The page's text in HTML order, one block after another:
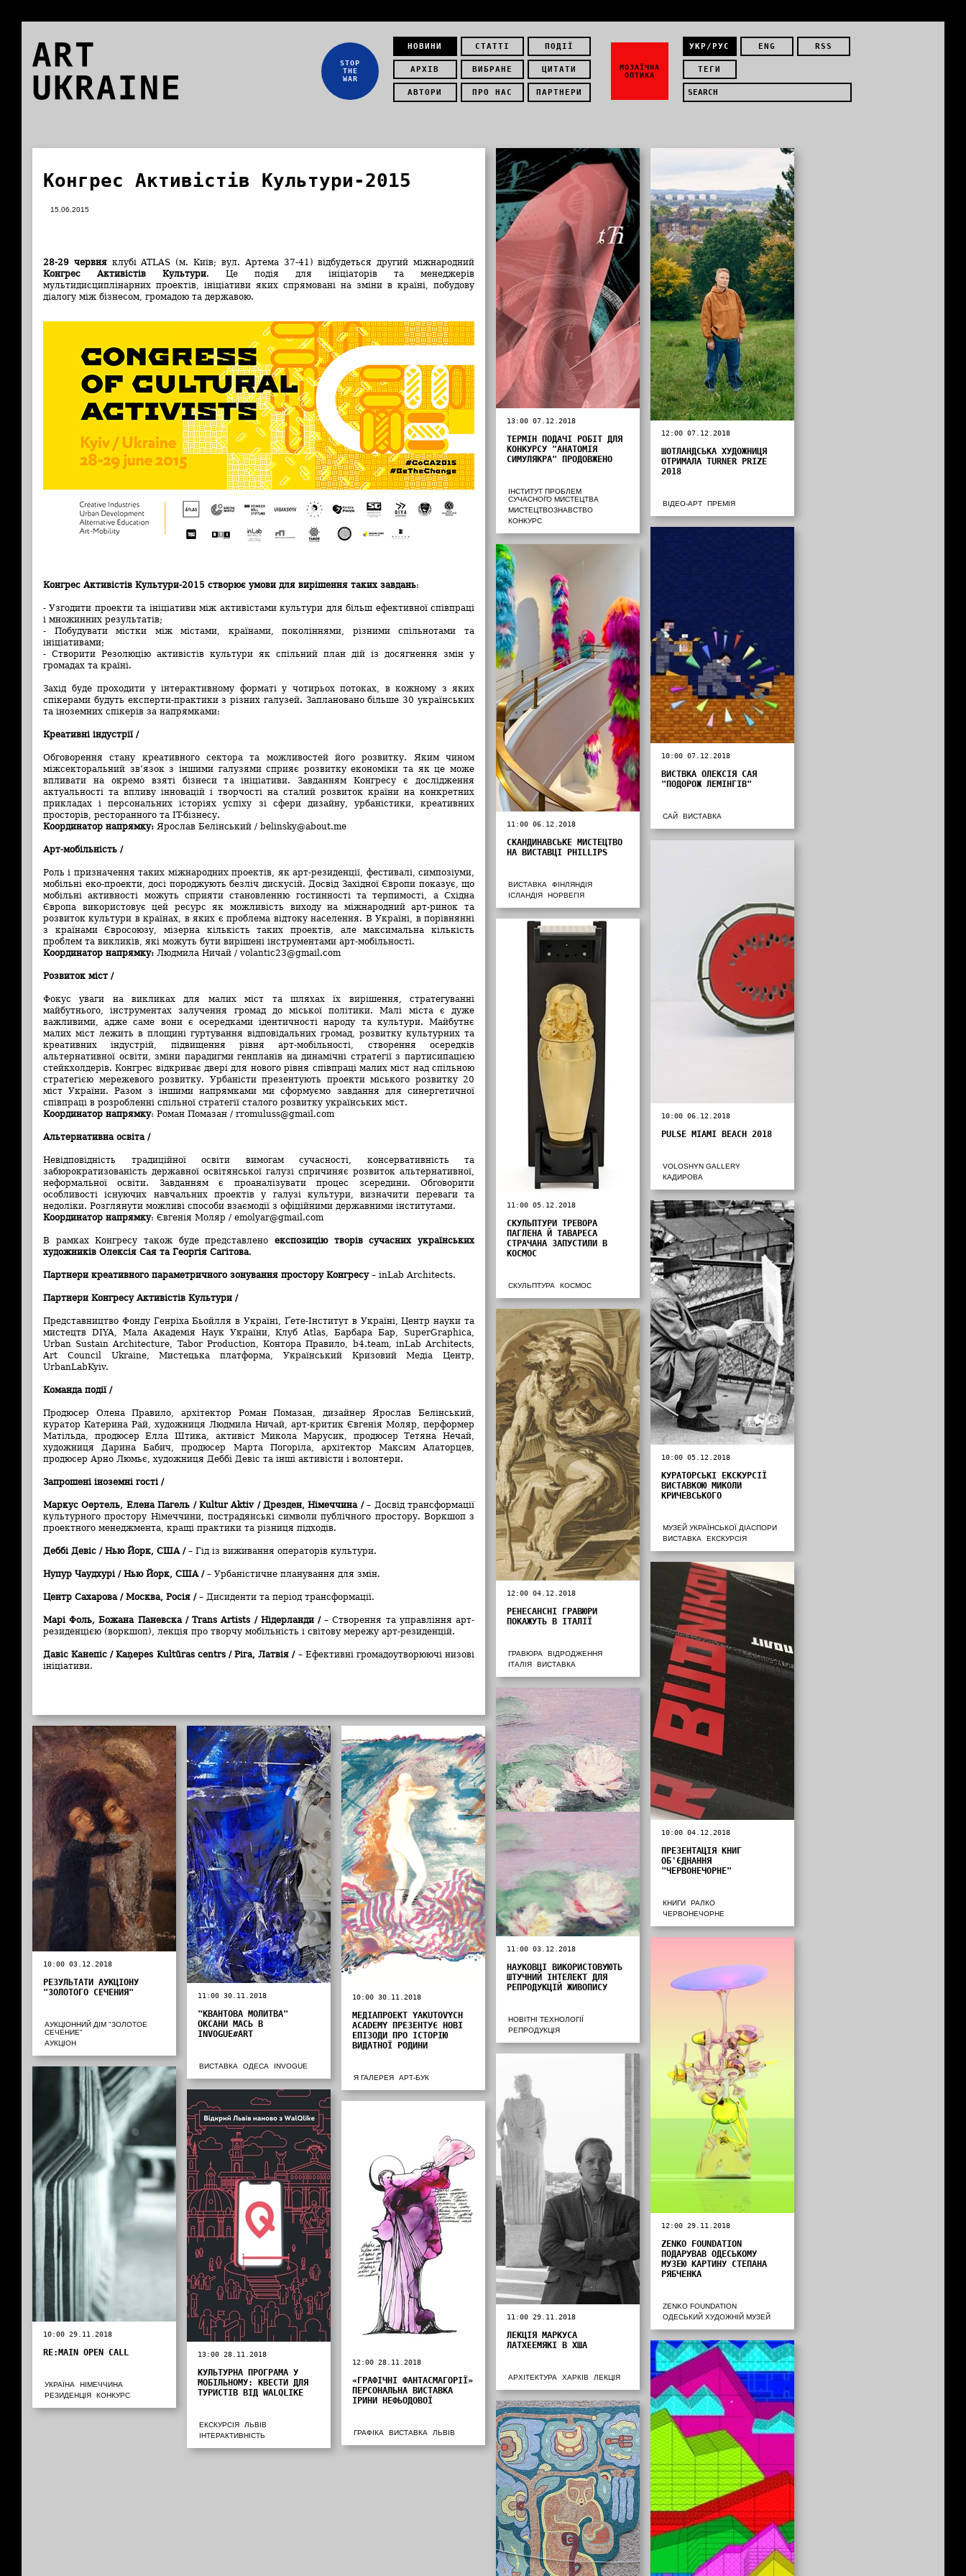
ART
UKRAINE
НОВИНИ СТАТТІ ПОДІЇ
АРХІВ ВИБРАНЕ ЦИТАТИ
АВТОРИ ПРО НАС ПАРТНЕРИ
STOP
THE
WAR
УКР/РУС ENG RSS
ТЕГИ
МОЗАЇЧНА
ОПТИКА
Конгрес Активістів Культури-2015
15.06.2015
28-29 червняклубі ATLAS (м. Київ; вул. Артема 37-41) відбудеться другий міжнародний
Конгрес Активістів Культури. Це подія для ініціаторів та менеджерів
мультидисциплінарних проектів, ініціативи яких спрямовані на зміни в країні, побудову
діалогу між бізнесом, громадою та державою.
Конгрес Активістів Культури-2015 створює умови для вирішення таких завдань:
- Узгодити проекти та ініціативи між активістами культури для більш ефективної співпраці
і множинних результатів;
- Побудувати містки між містами, країнами, поколіннями, різними спільнотами та
ініціативами;
- Створити Резолюцію активістів культури як спільний план дій із досягнення змін у
громадах та країні.
Захід буде проходити у інтерактивному форматі у чотирьох потоках, в кожному з яких
спікерами будуть експерти-практики з різних галузей. Заплановано більше 30 українських
та іноземних спікерів за напрямками:
Креативні індустрії /
Обговорення стану креативного сектора та можливостей його розвитку. Яким чином
міжсекторальний зв’язок з іншими галузями сприяє розвитку економіки та як це може
впливати на окремо взяті бізнеси та ініціативи. Завданням Конгресу є дослідження
актуальності та впливу інновацій і творчості на сталий розвиток країни на конкретних
прикладах і персональних історіях успіху зі сфери дизайну, урбаністики, креативних
просторів, ресторанного та IT-бізнесу.
Координатор напрямку: Ярослав Белінський / belinsky@about.me
Арт-мобільність /
Роль і призначення таких міжнародних проектів, як арт-резиденції, фестивалі, симпозіуми,
мобільні еко-проекти, досі породжують безліч дискусій. Досвід Західної Європи показує, що
мобільні активності можуть сприяти становленню гостинності та терпимості, а Східна
Європа використовує цей ресурс як можливість виходу на міжнародний арт-ринок та
розвиток культури в країнах, в яких є проблема відтоку населення. В Україні, в порівнянні
з країнами Євросоюзу, мізерна кількість таких проектів, але максимальна кількість
проблем та викликів, які можуть бути вирішені інструментами арт-мобільності.
Координатор напрямку: Людмила Ничай / volantic23@gmail.com
Розвиток міст /
Фокус уваги на викликах для малих міст та шляхах їх вирішення, стратегуванні
майбутнього, інструментах залучення громад до міської політики. Малі міста є дуже
важливими, адже саме вони є осередками ідентичності народу та культури. Майбутнє
малих міст лежить в площині гуртування відповідальних громад, розвитку культурних та
креативних індустрій, підвищення рівня арт-мобільності, створення осередків
альтернативної освіти, зміни парадигми генпланів на динамічні стратегії з партисипацією
стейкхолдерів. Конгрес відкриває двері для нового рівня співпраці малих міст над спільною
стратегією мережевого розвитку. Урбаністи презентують проекти міського розвитку 20
міст України. Разом з іншими напрямками ми сформуємо завдання для синергетичної
співпраці в розробленні спільної стратегії сталого розвитку українських міст.
Координатор напрямку: Роман Помазан / rromuluss@gmail.com
Альтернативна освіта /
Невідповідність традиційної освіти вимогам сучасності, консервативність та
забюрократизованість державної освітянської галузі спричиняє розвиток альтернативної,
неформальної освіти. Завданням є проаналізувати процес зсередини. Обговорити
особливості існуючих навчальних проектів у галузі культури, визначити переваги та
недоліки. Розглянути можливі способи взаємодії з офіційними державними інститутами.
Координатор напрямку: Євгенія Моляр / emolyar@gmail.com
В рамках Конгресу також буде представлено експозицію творів сучасних українських
художників Олексія Сая та Георгія Сагітова.
Партнери креативного параметричного зонування простору Конгресу– inLab Architects.
Партнери Конгресу Активістів Культури /
Представництво Фонду Генріха Бьойлля в Україні, Ґете-Інститут в Україні, Центр науки та
мистецтв DIYA, Мала Академія Наук України, Клуб Atlas, Барбара Бар, SuperGraphica,
Urban Sustain Architecture, Tabor Production, Контора Правило, b4.team, inLab Architects,
Art Council Ukraine, Мистецька платформа, Український Кризовий Медіа Центр,
UrbanLabKyiv.
Команда події /
Продюсер Олена Правило, архітектор Роман Помазан, дизайнер Ярослав Белінський,
куратор Катерина Рай, художниця Людмила Ничай, арт-критик Євгенія Моляр, перформер
Матільда, продюсер Елла Штика, активіст Микола Марусик, продюсер Тетяна Нечай,
художниця Дарина Бабич, продюсер Марта Погоріла, архітектор Максим Алаторцев,
продюсер Арно Люмьє, художниця Деббі Девіс та інші активісти і волонтери.
Запрошені іноземні гості /
Маркус Оертель, Елена Пагель / Kultur Aktiv / Дрезден, Німеччина /– Досвід трансформації
культурного простору Німеччини, пострадянські символи публічного простору. Воркшоп з
проектного менеджмента, кращі практики та різниця підходів.
Деббі Девіс / Нью Йорк, США /– Гід із виживання операторів культури.
Нупур Чаудхурі / Нью Йорк, США /– Урбаністичне планування для змін.
Центр Сахарова / Москва, Росія /– Дисиденти та період трансформації.
Марі Фоль, Божана Паневска / Trans Artists / Нідерланди /– Створення та управління арт-
резиденцією (воркшоп), лекція про творчу мобільність і світову мережу арт-резиденцій.
Давіс Канепіс / Kaņepes Kultūras centrs / Ріга, Латвія /– Ефективні громадоутворюючі низові
ініціативи.
13:00 07.12.2018
ТЕРМІН ПОДАЧІ РОБІТ ДЛЯ
КОНКУРСУ "АНАТОМІЯ
СИМУЛЯКРА" ПРОДОВЖЕНО
ІНСТИТУТ ПРОБЛЕМ
СУЧАСНОГО МИСТЕЦТВА
МИСТЕЦТВОЗНАВСТВО
КОНКУРС
12:00 07.12.2018
ШОТЛАНДСЬКА ХУДОЖНИЦЯ
ОТРИМАЛА TURNER PRIZE
2018
ВІДЕО-АРТ ПРЕМІЯ
10:00 07.12.2018
ВИСТВКА ОЛЕКСІЯ САЯ
"ПОДОРОЖ ЛЕМІНГІВ"
САЙ
ВИСТАВКА
11:00 06.12.2018
СКАНДИНАВСЬКЕ МИСТЕЦТВО
НА ВИСТАВЦІ PHILLIPS
ВИСТАВКА
ФІНЛЯНДІЯ
ІСЛАНДІЯ
НОРВЕГІЯ
10:00 06.12.2018
PULSE MIAMI BEACH 2018
VOLOSHYN GALLERY
КАДИРОВА
11:00 05.12.2018
СКУЛЬПТУРИ ТРЕВОРА
ПАГЛЕНА Й ТАВАРЕСА
СТРАЧАНА ЗАПУСТИЛИ В
КОСМОС
СКУЛЬПТУРА КОСМОС
10:00 05.12.2018
КУРАТОРСЬКІ ЕКСКУРСІЇ
ВИСТАВКОЮ МИКОЛИ
КРИЧЕВСЬКОГО
МУЗЕЙ УКРАЇНСЬКОЇ ДІАСПОРИ
ВИСТАВКА
ЕКСКУРСІЯ
12:00 04.12.2018
РЕНЕСАНСНІ ГРАВЮРИ
ПОКАЖУТЬ В ІТАЛІЇ
ГРАВЮРА
ВІДРОДЖЕННЯ
ІТАЛІЯ
ВИСТАВКА
10:00 04.12.2018
ПРЕЗЕНТАЦІЯ КНИГ
ОБ'ЄДНАННЯ
"ЧЕРВОНЕЧОРНЕ"
КНИГИ
РАЛКО
ЧЕРВОНЕЧОРНЕ
11:00 03.12.2018
НАУКОВЦІ ВИКОРИСТОВУЮТЬ
ШТУЧНИЙ ІНТЕЛЕКТ ДЛЯ
РЕПРОДУКЦІЙ ЖИВОПИСУ
НОВІТНІ ТЕХНОЛОГІЇ
РЕПРОДУКЦІЯ
10:00 03.12.2018
РЕЗУЛЬТАТИ АУКЦІОНУ
"ЗОЛОТОГО СЕЧЕНИЯ"
АУКЦІОННИЙ ДІМ "ЗОЛОТОЕ
СЕЧЕНИЕ"
АУКЦІОН
11:00 30.11.2018
"КВАНТОВА МОЛИТВА"
ОКСАНИ МАСЬ В
INVOGUE#ART
ВИСТАВКА ОДЕСА INVOGUE
10:00 30.11.2018
МЕДІАПРОЕКТ YAKUTOVYCH
ACADEMY ПРЕЗЕНТУЄ НОВІ
ЕПІЗОДИ ПРО ІСТОРІЮ
ВИДАТНОЇ РОДИНИ
Я ГАЛЕРЕЯ АРТ-БУК
12:00 29.11.2018
ZENKO FOUNDATION
ПОДАРУВАВ ОДЕСЬКОМУ
МУЗЕЮ КАРТИНУ СТЕПАНА
РЯБЧЕНКА
ZENKO FOUNDATION
ОДЕСЬКИЙ ХУДОЖНІЙ МУЗЕЙ
11:00 29.11.2018
ЛЕКЦІЯ МАРКУСА
ЛАТХЕЕМЯКІ В ХША
АРХІТЕКТУРА ХАРКІВ ЛЕКЦІЯ
10:00 29.11.2018
RE:MAIN OPEN CALL
УКРАЇНА
НІМЕЧЧИНА
РЕЗИДЕНЦІЯ
КОНКУРС
13:00 28.11.2018
КУЛЬТУРНА ПРОГРАМА У
МОБІЛЬНОМУ: КВЕСТИ ДЛЯ
ТУРИСТІВ ВІД WALQLIKE
ЕКСКУРСІЯ
ЛЬВІВ
ІНТЕРАКТИВНІСТЬ
12:00 28.11.2018
«ГРАФІЧНІ ФАНТАСМАГОРІЇ»
ПЕРСОНАЛЬНА ВИСТАВКА
ІРИНИ НЕФЬОДОВОЇ
ГРАФІКА ВИСТАВКА ЛЬВІВ